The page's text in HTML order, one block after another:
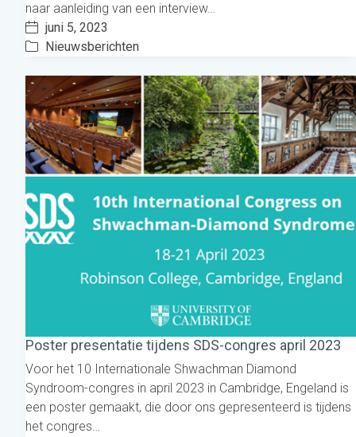
naar aanleiding van een interview…
juni 5, 2023
Nieuwsberichten
Poster presentatie tijdens SDS-congres april 2023
Voor het 10 Internationale Shwachman Diamond
Syndroom-congres in april 2023 in Cambridge, Engeland is
een poster gemaakt, die door ons gepresenteerd is tijdens
het congres…